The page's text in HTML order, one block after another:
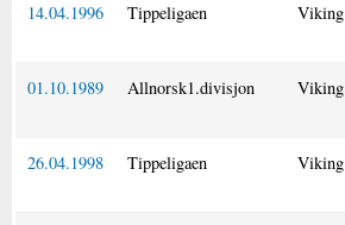
14.04.1996 Tippeligaen Viking
01.10.1989 Allnorsk1.divisjon Viking
26.04.1998 Tippeligaen Viking